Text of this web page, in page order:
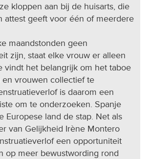
kloppen aan bij de huisarts, die
attest geeft voor één of meerdere
maandstonden geen
zijn, staat elke vrouw er alleen
vindt het belangrijk om het taboe
vrouwen collectief te
is daarom een
om te onderzoeken. Spanje
Europese land de stap. Net als
van Gelijkheid Irène Montero
een opportuniteit
op meer bewustwording rond